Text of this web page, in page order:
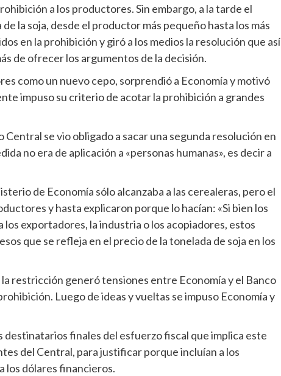
a los productores. Sin embargo, a la tarde el
la soja, desde el productor más pequeño hasta los más
en la prohibición y giró a los medios la resolución que así
de ofrecer los argumentos de la decisión.
como un nuevo cepo, sorprendió a Economía y motivó
impuso su criterio de acotar la prohibición a grandes
se vio obligado a sacar una segunda resolución en
no era de aplicación a «personas humanas», es decir a
de Economía sólo alcanzaba a las cerealeras, pero el
y hasta explicaron porque lo hacían: «Si bien los
exportadores, la industria o los acopiadores, estos
que se refleja en el precio de la tonelada de soja en los
restricción generó tensiones entre Economía y el Banco
Luego de ideas y vueltas se impuso Economía y
destinatarios finales del esfuerzo fiscal que implica este
del Central, para justificar porque incluían a los
los dólares financieros.